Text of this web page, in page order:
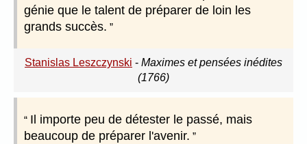
génie que le talent de préparer de loin les
grands succès.
Stanislas Leszczynski - Maximes et pensées inédites
(1766)
Il importe peu de détester le passé, mais
beaucoup de préparer l'avenir.